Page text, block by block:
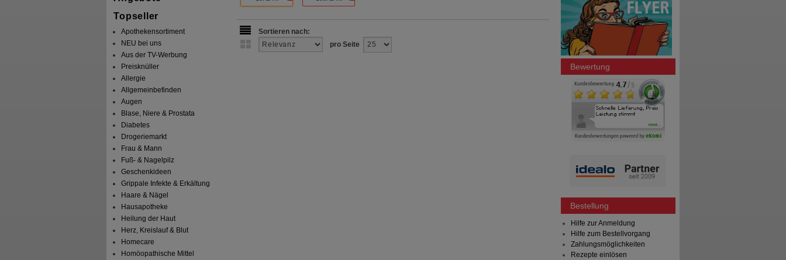
Topseller
Apothekensortiment
NEU bei uns
Aus der TV-Werbung
Preisknüller
Allergie
Allgemeinbefinden
Augen
Blase, Niere & Prostata
Diabetes
Drogeriemarkt
Frau & Mann
Fuß- & Nagelpilz
Geschenkideen
Grippale Infekte & Erkältung
Haare & Nägel
Hausapotheke
Heilung der Haut
Herz, Kreislauf & Blut
Homecare
Homöopathische Mittel
Sortieren nach:
pro Seite
Bewertung
Bestellung
Hilfe zur Anmeldung
Hilfe zum Bestellvorgang
Zahlungsmöglichkeiten
Rezepte einlösen